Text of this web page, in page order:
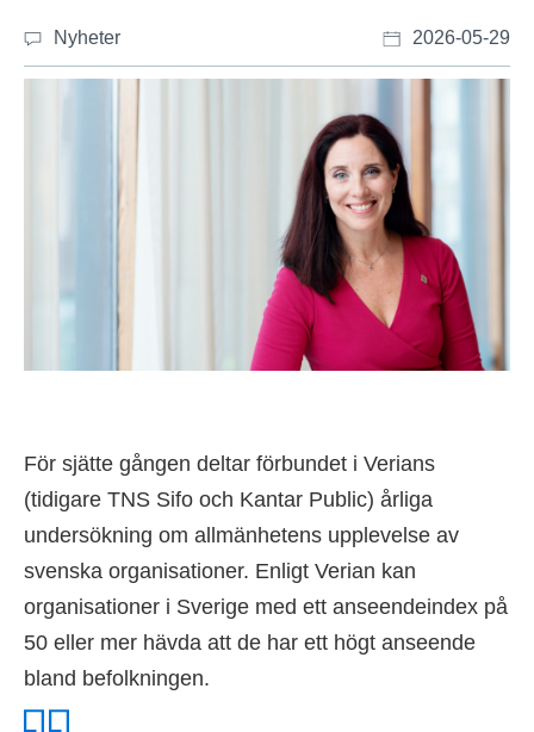
Nyheter 2026-05-29
För sjätte gången deltar förbundet i Verians
(tidigare TNS Sifo och Kantar Public) årliga
undersökning om allmänhetens upplevelse av
svenska organisationer. Enligt Verian kan
organisationer i Sverige med ett anseendeindex på
50 eller mer hävda att de har ett högt anseende
bland befolkningen.